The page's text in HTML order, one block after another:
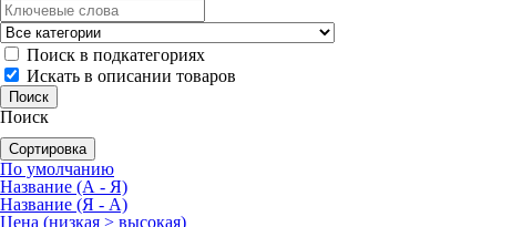
Поиск в подкатегориях
Искать в описании товаров
Поиск
Сортировка
По умолчанию
Название (А - Я)
Название (Я - А)
Цена (низкая > высокая)